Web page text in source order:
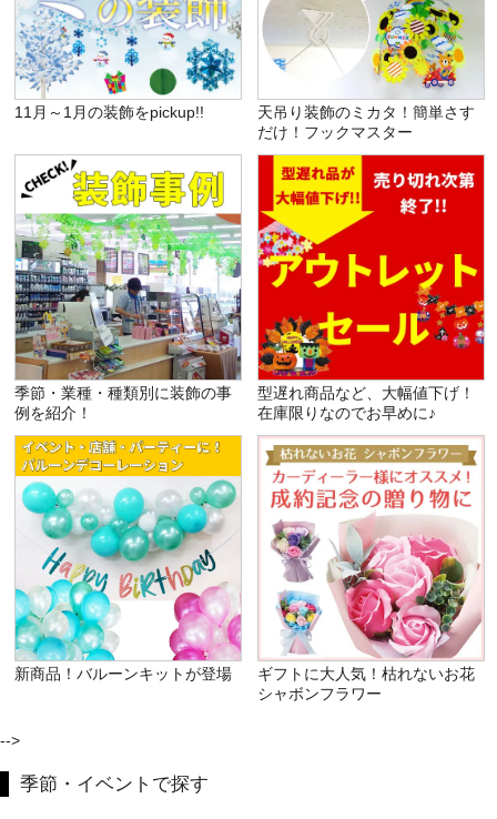
11月～1月の装飾をpickup!!
天吊り装飾のミカタ！簡単さす
だけ！フックマスター
季節・業種・種類別に装飾の事
例を紹介！
型遅れ商品など、大幅値下げ！
在庫限りなのでお早めに♪
新商品！バルーンキットが登場
ギフトに大人気！枯れないお花
シャボンフラワー
-->
季節・イベントで探す